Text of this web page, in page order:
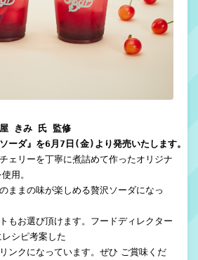
屋 きみ 氏 監修
ェリーを丁寧に煮詰めて作ったオリジナ
用。
ままの味が楽しめる贅沢ソーダになっ
もお選び頂けます。フードディレクター
シピ考案した
ンクになっています。ぜひ ご賞味くだ